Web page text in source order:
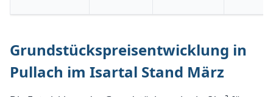
Grundstückspreisentwicklung in
Pullach im Isartal Stand März